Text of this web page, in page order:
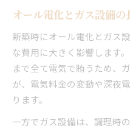
オール電化とガス設備
新築時にオール電化とガス
な費用に大きく影響します
まで全て電気で賄うため、
が、電気料金の変動や深夜
ります。
一方でガス設備は、調理時